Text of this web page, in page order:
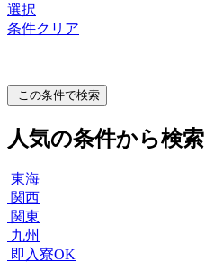
選択
条件クリア
この条件で検索
人気の条件から検索
東海
関西
関東
九州
即入寮OK